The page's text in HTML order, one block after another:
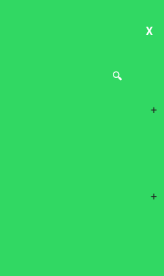
X
+
+